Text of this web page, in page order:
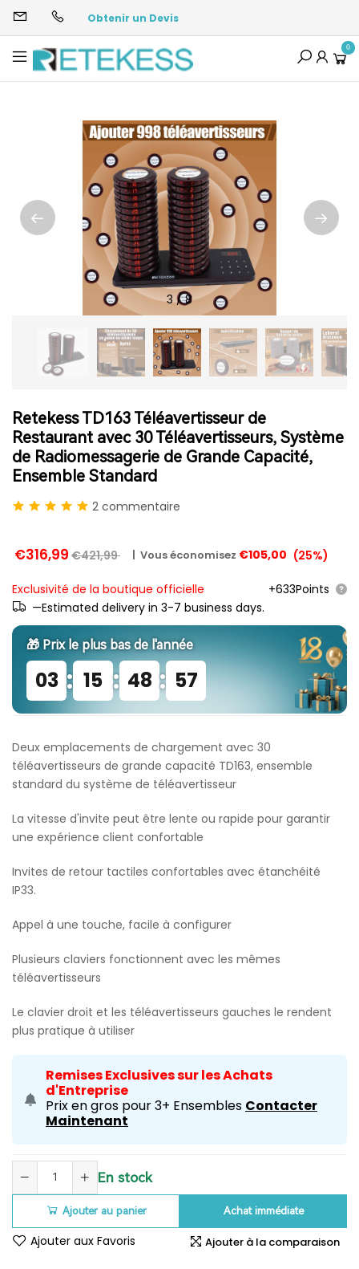
Obtenir un Devis
0
3/8
Retekess TD163 Téléavertisseur de
Restaurant avec 30 Téléavertisseurs, Système
de Radiomessagerie de Grande Capacité,
Ensemble Standard
2 commentaire
€316,99 €421,99 | Vous économisez €105,00 (25%)
Exclusivité de la boutique officielle
+633Points
—Estimated delivery in 3-7 business days.
🎁 Prix ​​le plus bas de l'année
03 : 15 : 48 : 56
Deux emplacements de chargement avec 30
téléavertisseurs de grande capacité TD163, ensemble
standard du système de téléavertisseur
La vitesse d'invite peut être lente ou rapide pour garantir
une expérience client confortable
Invites de retour tactiles confortables avec étanchéité
IP33.
Appel à une touche, facile à configurer
Plusieurs claviers fonctionnent avec les mêmes
téléavertisseurs
Le clavier droit et les téléavertisseurs gauches le rendent
plus pratique à utiliser
Remises Exclusives sur les Achats
d'Entreprise
Prix en gros pour 3+ Ensembles Contacter
Maintenant
En stock
Ajouter au panier Achat immédiate
Ajouter aux Favoris Ajouter à la comparaison